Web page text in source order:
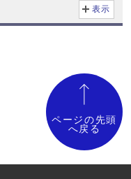
表示
ページの先頭
へ戻る